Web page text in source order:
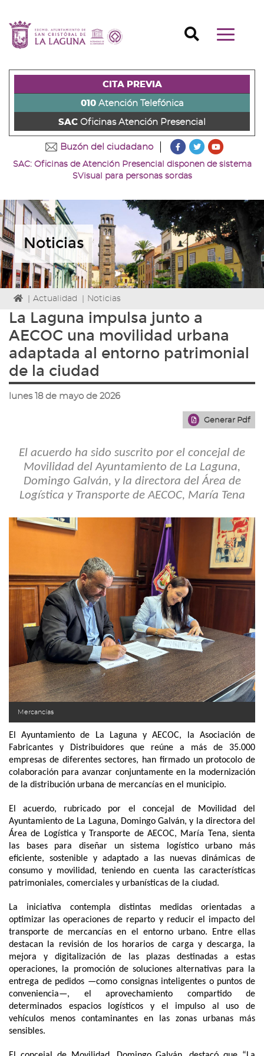
contenido
principal
página
s)
a
la
la
+
Ir
al
la
+
Ir
principal
u)
Mostrar/
Buscador
CITA PREVIA
010Atención Telefónica
SAC Oficinas Atención Presencial
Buzón del ciudadano
???
Ir
a
página
de
Facebook
???
Ir
página
de
Twitter
Ir
canal
de
Youtube
SAC: Oficinas de Atención Presencial disponen de sistema
SVisual para personas sordas
Noticias
Icono
Home
para
a
la
página
de
Actualidad Noticias
La Laguna impulsa junto a
AECOC una movilidad urbana
adaptada al entorno patrimonial
de la ciudad
lunes 18 de mayo de 2026
Generar Pdf
El acuerdo ha sido suscrito por el concejal de
Movilidad del Ayuntamiento de La Laguna,
Domingo Galván, y la directora del Área de
Logística y Transporte de AECOC, María Tena
Mercancías
El Ayuntamiento de La Laguna y AECOC, la Asociación de
Fabricantes y Distribuidores que reúne a más de 35.000
empresas de diferentes sectores, han firmado un protocolo de
colaboración para avanzar conjuntamente en la modernización
de la distribución urbana de mercancías en el municipio.
El acuerdo, rubricado por el concejal de Movilidad del
Ayuntamiento de La Laguna, Domingo Galván, y la directora del
Área de Logística y Transporte de AECOC, María Tena, sienta
las bases para diseñar un sistema logístico urbano más
eficiente, sostenible y adaptado a las nuevas dinámicas de
consumo y movilidad, teniendo en cuenta las características
patrimoniales, comerciales y urbanísticas de la ciudad.
La iniciativa contempla distintas medidas orientadas a
optimizar las operaciones de reparto y reducir el impacto del
transporte de mercancías en el entorno urbano. Entre ellas
destacan la revisión de los horarios de carga y descarga, la
mejora y digitalización de las plazas destinadas a estas
operaciones, la promoción de soluciones alternativas para la
entrega de pedidos —como consignas inteligentes o puntos de
conveniencia—, el aprovechamiento compartido de
determinados espacios logísticos y el impulso al uso de
vehículos menos contaminantes en las zonas urbanas más
sensibles.